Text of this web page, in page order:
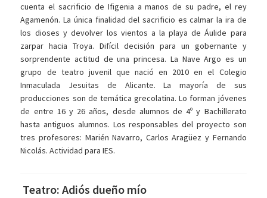
cuenta el sacrificio de Ifigenia a manos de su padre, el rey
Agamenón. La única finalidad del sacrificio es calmar la ira de
los dioses y devolver los vientos a la playa de Áulide para
zarpar hacia Troya. Difícil decisión para un gobernante y
sorprendente actitud de una princesa. La Nave Argo es un
grupo de teatro juvenil que nació en 2010 en el Colegio
Inmaculada Jesuitas de Alicante. La mayoría de sus
producciones son de temática grecolatina. Lo forman jóvenes
de entre 16 y 26 años, desde alumnos de 4º y Bachillerato
hasta antiguos alumnos. Los responsables del proyecto son
tres profesores: Marién Navarro, Carlos Aragüez y Fernando
Nicolás. Actividad para IES.
Teatro: Adiós dueño mío